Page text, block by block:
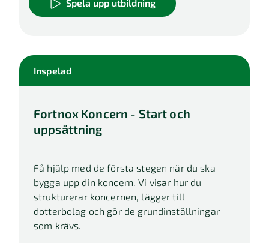
Spela upp utbildning
Inspelad
Fortnox Koncern - Start och
uppsättning
Få hjälp med de första stegen när du ska
bygga upp din koncern. Vi visar hur du
strukturerar koncernen, lägger till
dotterbolag och gör de grundinställningar
som krävs.